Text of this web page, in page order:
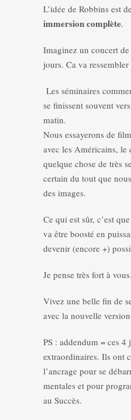
L’idée de Robbins est
immersion complète.
Imaginez un concert
jours. Ca va ressembler
Les séminaires
se finissent souvent
matin.
Nous essayerons de
avec les Américains, le
quelque chose de très
certain du tout que
des images.
Ce qui est sûr, c’est
va être boosté en
devenir (encore +)
Je pense très fort à vous.
Vivez une belle fin de
avec la nouvelle
PS : addendum = ces 4
extraordinaires. Ils ont
l’ancrage pour se
mentales et pour
au Succès.